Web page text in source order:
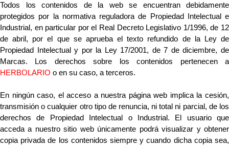
Todos los contenidos de la web se encuentran debidamente
protegidos por la normativa reguladora de Propiedad Intelectual e
Industrial, en particular por el Real Decreto Legislativo 1/1996, de 12
de abril, por el que se aprueba el texto refundido de la Ley de
Propiedad Intelectual y por la Ley 17/2001, de 7 de diciembre, de
HERBOLARIO o en su caso, a terceros.
En ningún caso, el acceso a nuestra página web implica la cesión,
transmisión o cualquier otro tipo de renuncia, ni total ni parcial, de los
derechos de Propiedad Intelectual o Industrial. El usuario que
acceda a nuestro sitio web únicamente podrá visualizar y obtener
copia privada de los contenidos siempre y cuando dicha copia sea,